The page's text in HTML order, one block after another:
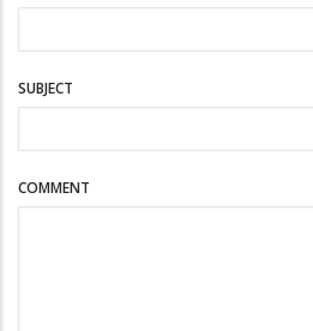
SUBJECT
COMMENT